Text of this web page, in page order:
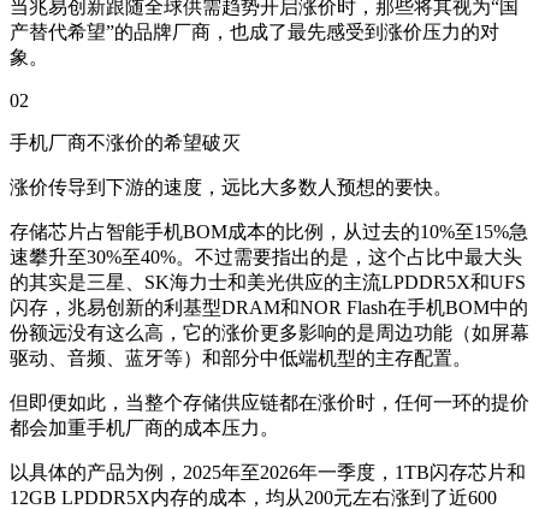
当兆易创新跟随全球供需趋势开启涨价时，那些将其视为“国
产替代希望”的品牌厂商，也成了最先感受到涨价压力的对
象。
02
手机厂商不涨价的希望破灭
涨价传导到下游的速度，远比大多数人预想的要快。
存储芯片占智能手机BOM成本的比例，从过去的10%至15%急
速攀升至30%至40%。不过需要指出的是，这个占比中最大头
的其实是三星、SK海力士和美光供应的主流LPDDR5X和UFS
闪存，兆易创新的利基型DRAM和NOR Flash在手机BOM中的
份额远没有这么高，它的涨价更多影响的是周边功能（如屏幕
驱动、音频、蓝牙等）和部分中低端机型的主存配置。
但即便如此，当整个存储供应链都在涨价时，任何一环的提价
都会加重手机厂商的成本压力。
以具体的产品为例，2025年至2026年一季度，1TB闪存芯片和
12GB LPDDR5X内存的成本，均从200元左右涨到了近600